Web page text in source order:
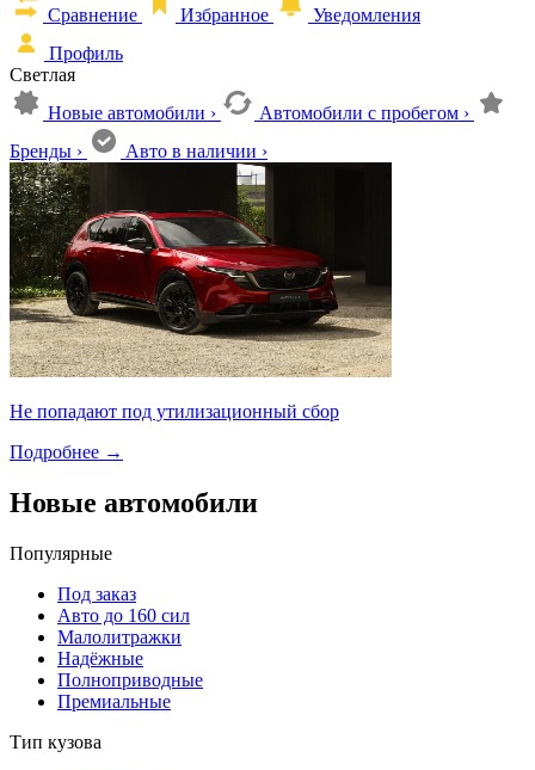
Сравнение Избранное
Уведомления
Профиль
Светлая
Новые автомобили › Автомобили с пробегом ›
Бренды › Авто в наличии ›
Не попадают под утилизационный сбор
Подробнее →
Новые автомобили
Популярные
Под заказ
Авто до 160 сил
Малолитражки
Надёжные
Полноприводные
Премиальные
Тип кузова